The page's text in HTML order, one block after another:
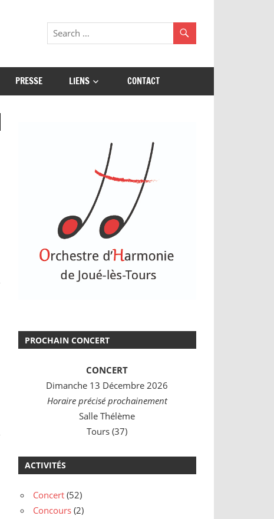
PRESSE LIENS CONTACT
PROCHAIN CONCERT
CONCERT
Dimanche 13 Décembre 2026
Horaire précisé prochainement
Salle Thélème
Tours (37)
ACTIVITÉS
Concert (52)
Concours (2)